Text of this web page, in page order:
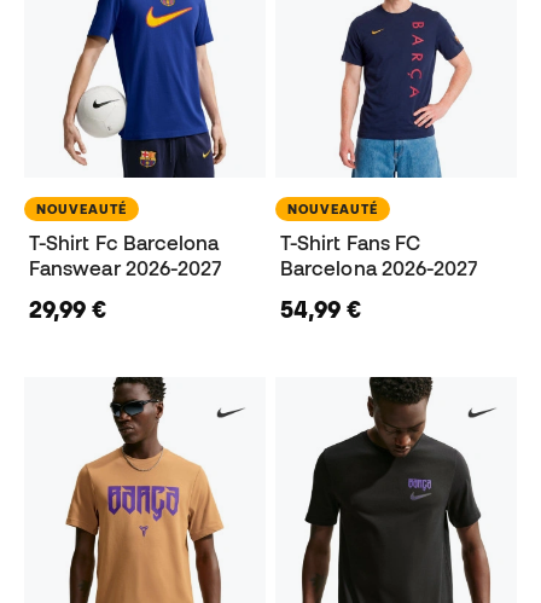
NOUVEAUTÉ
T-Shirt Fc Barcelona
Fanswear 2026-2027
29,99 €
NOUVEAUTÉ
T-Shirt Fans FC
Barcelona 2026-2027
54,99 €